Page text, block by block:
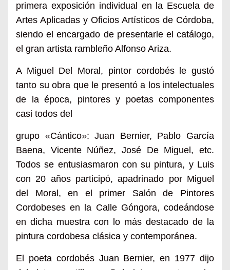
primera exposición individual en la Escuela de
Artes Aplicadas y Oficios Artísticos de Córdoba,
siendo el encargado de presentarle el catálogo,
el gran artista rambleño Alfonso Ariza.
A Miguel Del Moral, pintor cordobés le gustó
tanto su obra que le presentó a los intelectuales
de la época, pintores y poetas componentes
casi todos del
grupo «Cántico»: Juan Bernier, Pablo García
Baena, Vicente Núñez, José De Miguel, etc.
Todos se entusiasmaron con su pintura, y Luis
con 20 años participó, apadrinado por Miguel
del Moral, en el primer Salón de Pintores
Cordobeses en la Calle Góngora, codeándose
en dicha muestra con lo más destacado de la
pintura cordobesa clásica y contemporánea.
El poeta cordobés Juan Bernier, en 1977 dijo